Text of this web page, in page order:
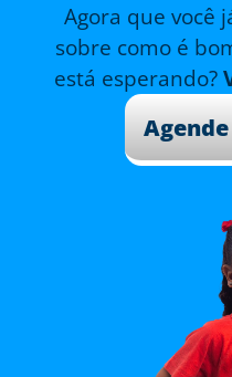
Agora que você
sobre como é
está esperando?